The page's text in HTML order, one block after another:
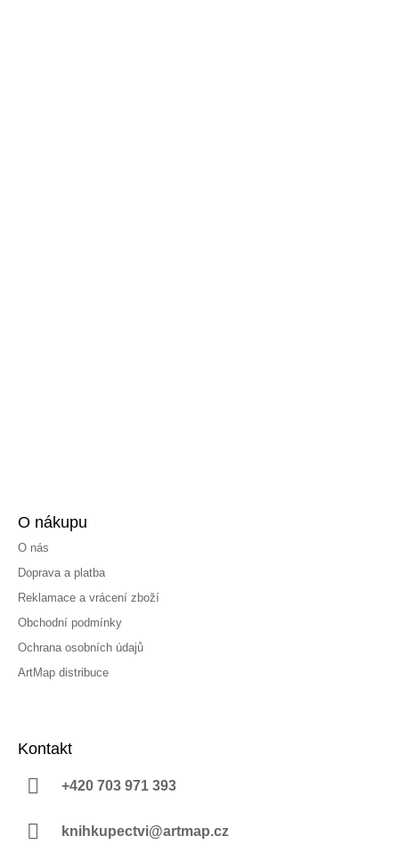
O nákupu
O nás
Doprava a platba
Reklamace a vrácení zboží
Obchodní podmínky
Ochrana osobních údajů
ArtMap distribuce
Kontakt
+420 703 971 393
knihkupectvi@artmap.cz